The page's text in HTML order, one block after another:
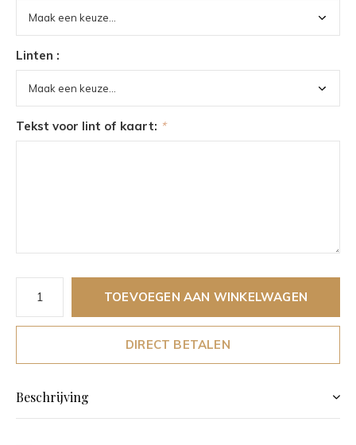
Linten :
Tekst voor lint of kaart: *
TOEVOEGEN AAN WINKELWAGEN
DIRECT BETALEN
Beschrijving